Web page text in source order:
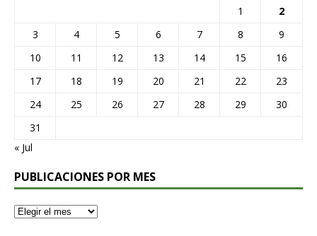
1
2
3
4 5 6 7 8
9
10
11 12 13 14 15
16
17
18 19 20 21 22
23
24
25 26 27 28 29
30
31
« Jul
PUBLICACIONES POR MES